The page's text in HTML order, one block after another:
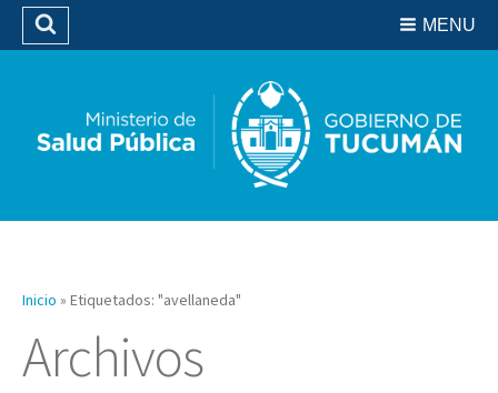
Biblioteca
MENU
Buscar
Inicio » Etiquetados: "avellaneda"
Archivos